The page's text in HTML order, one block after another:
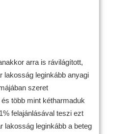
arra is rávilágított,
lakosság leginkább anyagi
szeret
több mint kétharmaduk
felajánlásával teszi ezt
lakosság leginkább a beteg